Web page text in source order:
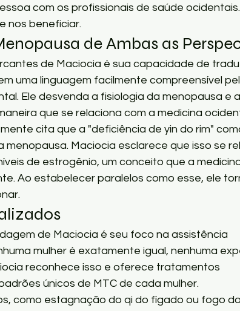
com os profissionais de saúde
nos beneficiar.
de Ambas as
de Maciocia é sua capacidade de
uma linguagem facilmente compreensível
Ele desvenda a fisiologia da menopausa e
que se relaciona com a medicina
cita que a "deficiência de yin do rim"
menopausa. Maciocia esclarece que isso se
de estrogênio, um conceito que a
Ao estabelecer paralelos como esse, ele
de Maciocia é seu foco na assistência
mulher é exatamente igual, nenhuma
reconhece isso e oferece tratamentos
únicos de MTC de cada mulher.
como estagnação do qi do fígado ou fogo